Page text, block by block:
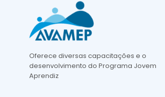
Oferece diversas capacitações e o
desenvolvimento do Programa Jovem
Aprendiz